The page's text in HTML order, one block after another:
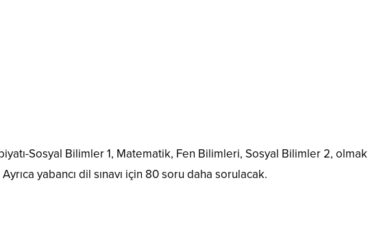
Sosyal Bilimler 1, Matematik, Fen Bilimleri, Sosyal Bilimler 2, olmak
yabancı dil sınavı için 80 soru daha sorulacak.